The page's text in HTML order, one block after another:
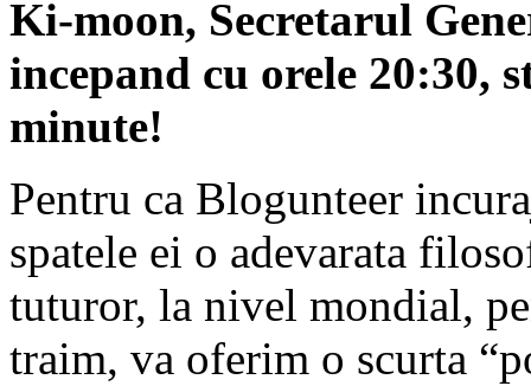
Ki-moon, Secretarul
incepand cu orele 20:30,
minute!
Pentru ca Blogunteer
spatele ei o adevarata
tuturor, la nivel mondial,
traim, va oferim o scurta